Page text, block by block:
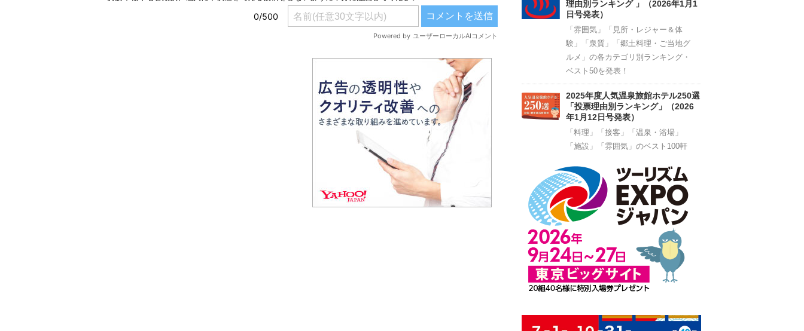
理由別ランキング 」（2026年1月1
日号発表）
「雰囲気」「見所・レジャー＆体
験」「泉質」「郷土料理・ご当地グ
ルメ」の各カテゴリ別ランキング・
ベスト50を発表！
2025年度人気温泉旅館ホテル250選
「投票理由別ランキング」（2026
年1月12日号発表）
「料理」「接客」「温泉・浴場」
「施設」「雰囲気」のベスト100軒